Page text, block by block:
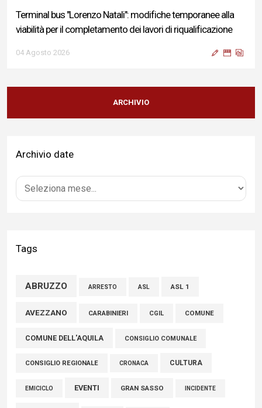
Terminal bus "Lorenzo Natali": modifiche temporanee alla
viabilità per il completamento dei lavori di riqualificazione
04 Agosto 2026
Liris: «Con Franco Mastri L’Aquila perde un medico di grande
competenza e un uomo che ha saputo mettersi al servizio
conti solidi che consentono di effettuare nuovi interventi di
crescita del territorio”
FISCO, TESTA (FDI): COMPLETAMENTO RIFORMA E’
della Lega Abruzzo
05 Agosto 2026
ARCHIVIO
Archivio date
Tags
ABRUZZO ARRESTO ASL ASL 1
AVEZZANO CARABINIERI CGIL COMUNE
COMUNE DELL'AQUILA CONSIGLIO COMUNALE
CONSIGLIO REGIONALE CRONACA CULTURA
EMICICLO EVENTI GRAN SASSO INCIDENTE